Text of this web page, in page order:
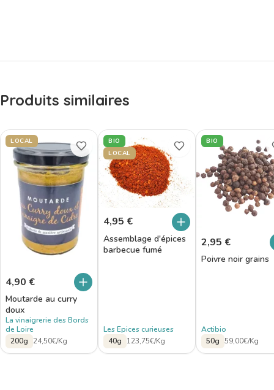
Produits similaires
LOCAL
4,90 €
Moutarde au curry
doux
La vinaigrerie des Bords
de Loire
200g
24,50€/Kg
BIO
LOCAL
4,95 €
Assemblage d'épices
barbecue fumé
Les Epices curieuses
40g
123,75€/Kg
BIO
2,95 €
Poivre noir grains
Actibio
50g 59,00€/Kg